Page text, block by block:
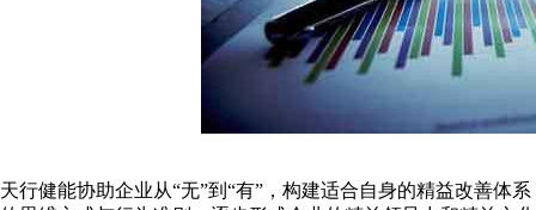
天行健能协助企业从“无”到“有”，构建适合自身的精益改善体